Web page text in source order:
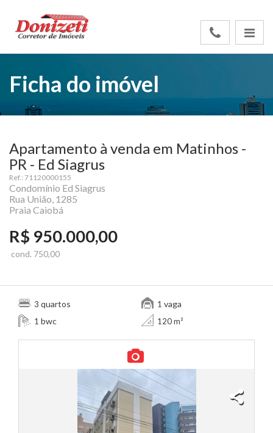
Ficha do imóvel
Apartamento à venda em Matinhos -
PR - Ed Siagrus
Ref.: 71120000155
Condomínio Ed Siagrus
Rua União, 1285
Praia Caiobá
R$ 950.000,00
cond. 750,00
3 quartos
1 bwc
1 vaga
120 m²